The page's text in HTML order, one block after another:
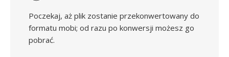
Poczekaj, aż plik zostanie przekonwertowany do
formatu mobi; od razu po konwersji możesz go
pobrać.